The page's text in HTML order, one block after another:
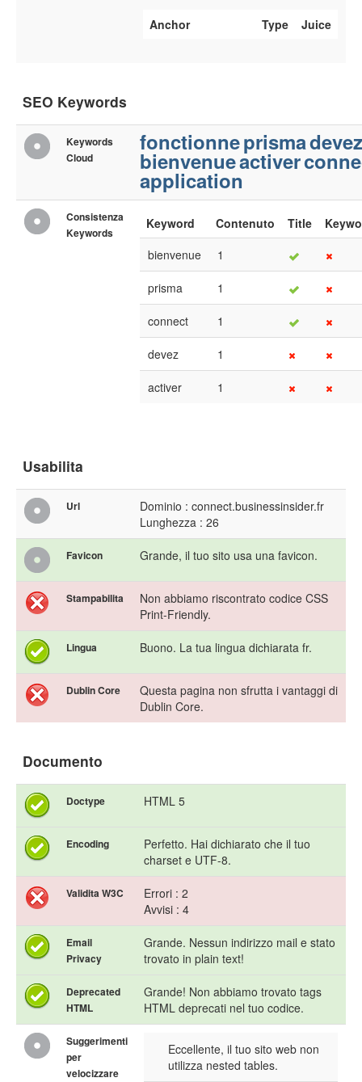
Anchor Type Juice
SEO Keywords
Keywords
Cloud
fonctionneprismadevez
bienvenueactiver
application
Consistenza
Keywords
Keyword Contenuto Title
bienvenue
1
prisma 1
connect 1
devez 1
activer 1
Usabilita
Url
Dominio : connect.businessinsider.fr
Lunghezza : 26
Favicon Grande, il tuo sito usa una favicon.
Stampabilita
Non abbiamo riscontrato codice CSS
Print-Friendly.
Lingua Buono. La tua lingua dichiarata fr.
Dublin Core
Questa pagina non sfrutta i vantaggi di
Dublin Core.
Documento
Doctype HTML 5
Encoding
Perfetto. Hai dichiarato che il tuo
charset e UTF-8.
Validita W3C
Errori : 2
Avvisi : 4
Email
Privacy
Grande. Nessun indirizzo mail e stato
trovato in plain text!
Deprecated
HTML
Grande! Non abbiamo trovato tags
HTML deprecati nel tuo codice.
Suggerimenti
per
velocizzare
Eccellente, il tuo sito web non
utilizza nested tables.